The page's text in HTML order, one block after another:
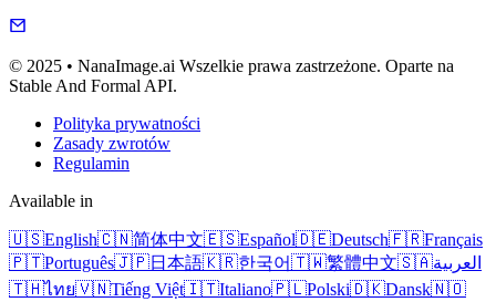
© 2025 • NanaImage.ai Wszelkie prawa zastrzeżone. Oparte na
Stable And Formal API.
Polityka prywatności
Zasady zwrotów
Regulamin
Available in
🇺🇸English🇨🇳简体中文🇪🇸Español🇩🇪Deutsch🇫🇷Français
🇵🇹Português🇯🇵日本語🇰🇷한국어🇹🇼繁體中文🇸🇦العربية
🇹🇭ไทย🇻🇳Tiếng Việt🇮🇹Italiano🇵🇱Polski🇩🇰Dansk🇳🇴